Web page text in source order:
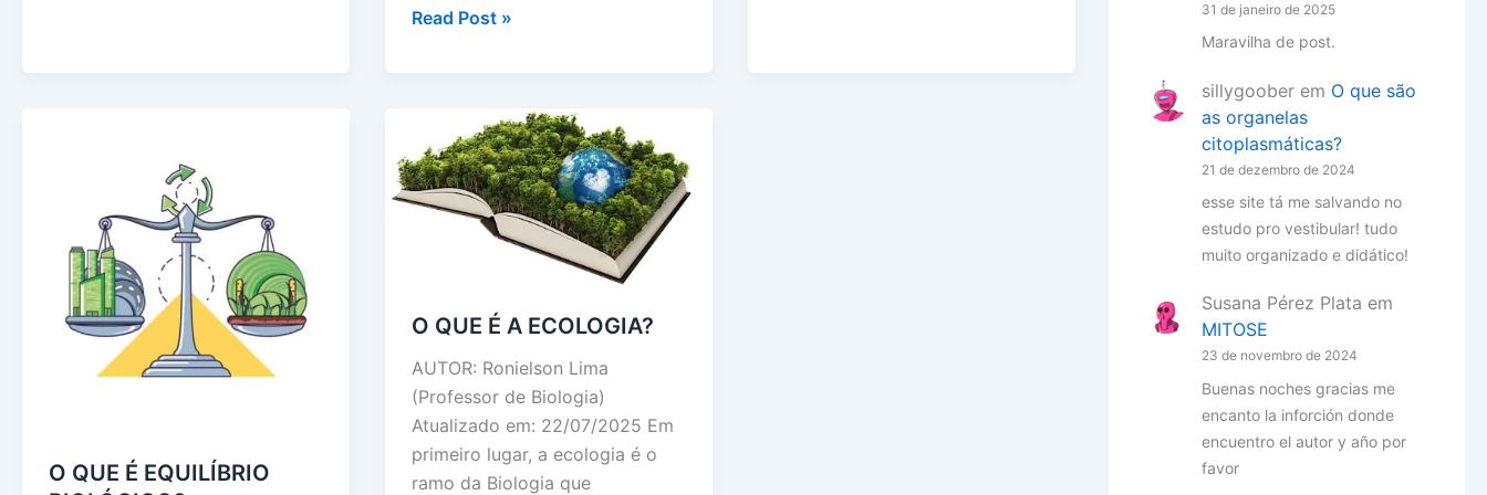
Nicho
diferença?
Read Post »
O QUE É EQUILÍBRIO
O QUE É A ECOLOGIA?
AUTOR: Ronielson Lima
(Professor de Biologia)
Atualizado em: 22/07/2025 Em
primeiro lugar, a ecologia é o
ramo da Biologia que
31 de janeiro de 2025
Maravilha de post.
sillygooberem O que são
as organelas
citoplasmáticas?
21 de dezembro de 2024
esse site tá me salvando no
estudo pro vestibular! tudo
muito organizado e didático!
Susana Pérez Plata em
MITOSE
23 de novembro de 2024
Buenas noches gracias me
encanto la inforción donde
encuentro el autor y año por
favor